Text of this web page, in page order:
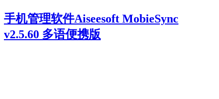
手机管理软件Aiseesoft MobieSync
v2.5.60 多语便携版